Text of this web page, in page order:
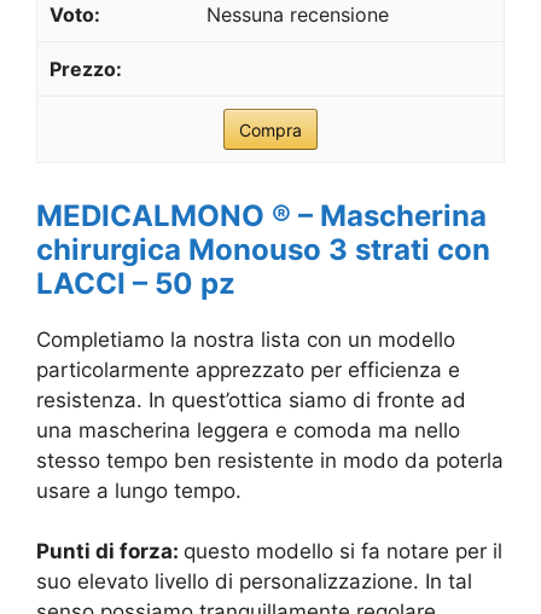
Nessuna recensione
Compra
MEDICALMONO ® – Mascherina
chirurgica Monouso 3 strati con
LACCI – 50 pz
Completiamo la nostra lista con un modello
particolarmente apprezzato per efficienza e
resistenza. In quest’ottica siamo di fronte ad
una mascherina leggera e comoda ma nello
stesso tempo ben resistente in modo da poterla
usare a lungo tempo.
Punti di forza: questo modello si fa notare per il
suo elevato livello di personalizzazione. In tal